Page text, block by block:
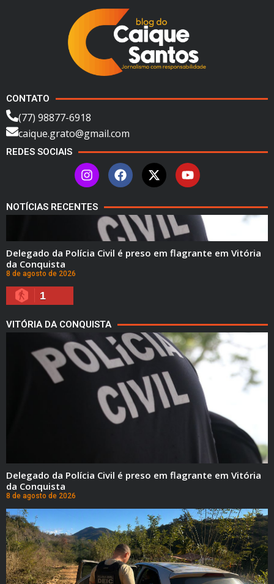
CONTATO
(77) 98877-6918
caique.grato@gmail.com
REDES SOCIAIS
NOTÍCIAS RECENTES
Delegado da Polícia Civil é preso em flagrante em Vitória
da Conquista
8 de agosto de 2026
1
VITÓRIA DA CONQUISTA
Delegado da Polícia Civil é preso em flagrante em Vitória
da Conquista
8 de agosto de 2026